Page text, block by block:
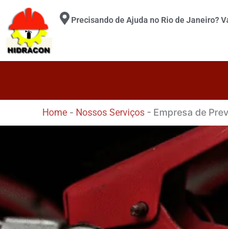
para
conteúdo
Precisando de Ajuda no Rio de Janeiro?
Home - Nossos Serviços - Empresa de